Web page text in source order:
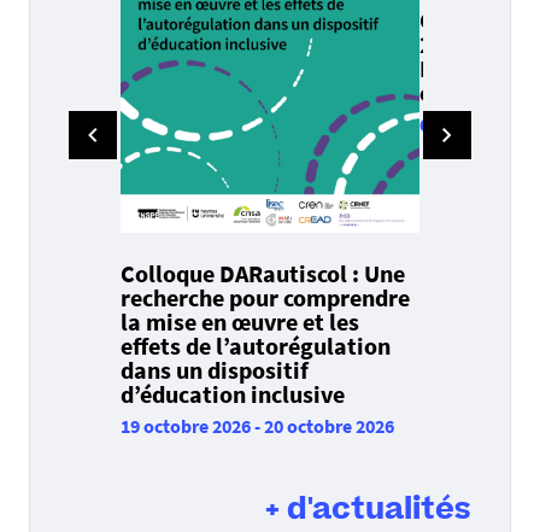
Colloque DARautiscol : Une
recherche pour comprendre
la mise en œuvre et les
effets de l’autorégulation
dans un dispositif
d’éducation inclusive
19 octobre 2026-20 octobre 2026
2026-2027
Rentrées,
examens
6 juillet 2026
+ d'actualités